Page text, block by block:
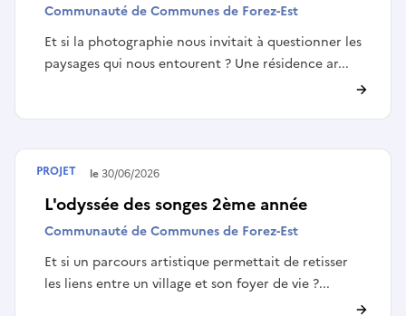
Communauté de Communes de Forez-Est
Et si la photographie nous invitait à questionner les
paysages qui nous entourent ? Une résidence ar...
L'odyssée des songes 2ème année
Communauté de Communes de Forez-Est
Et si un parcours artistique permettait de retisser
les liens entre un village et son foyer de vie ?...
Terminé le30/06/2026
PROJET